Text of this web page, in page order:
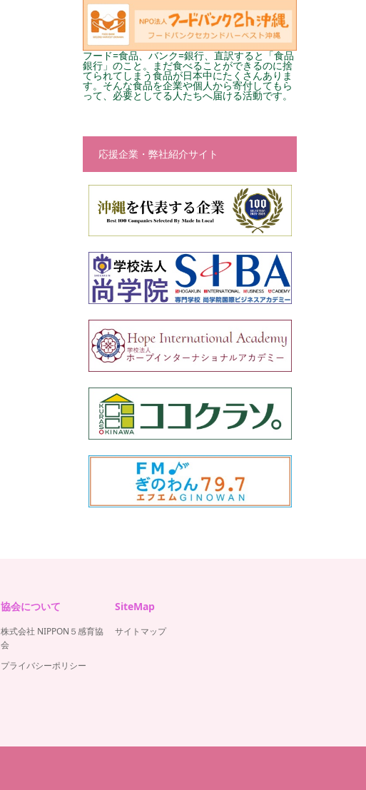
フード=食品、バンク=銀行、直訳すると「食品
銀行」のこと。まだ食べることができるのに捨
てられてしまう食品が日本中にたくさんありま
す。そんな食品を企業や個人から寄付してもら
って、必要としてる人たちへ届ける活動です。
応援企業・弊社紹介サイト
協会について
株式会社 NIPPON５感育協
会
プライバシーポリシー
SiteMap
サイトマップ